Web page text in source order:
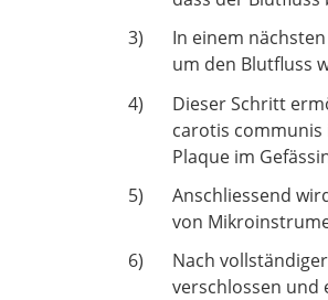
In einem
um den Blutfluss
Dieser Schritt
carotis
Plaque im
Anschliessend
von
Nach vollständiger
verschlossen und